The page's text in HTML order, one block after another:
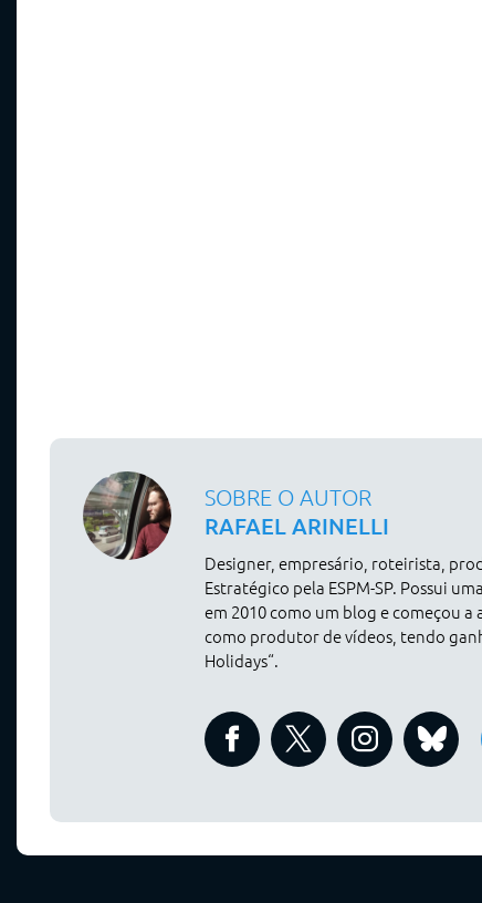
SOBRE O AUTOR
RAFAEL ARINELLI
Designer, empresário, roteirista,
Estratégico pela ESPM-SP. Possui
em 2010 como um blog e começou
como produtor de vídeos, tendo
Holidays“.